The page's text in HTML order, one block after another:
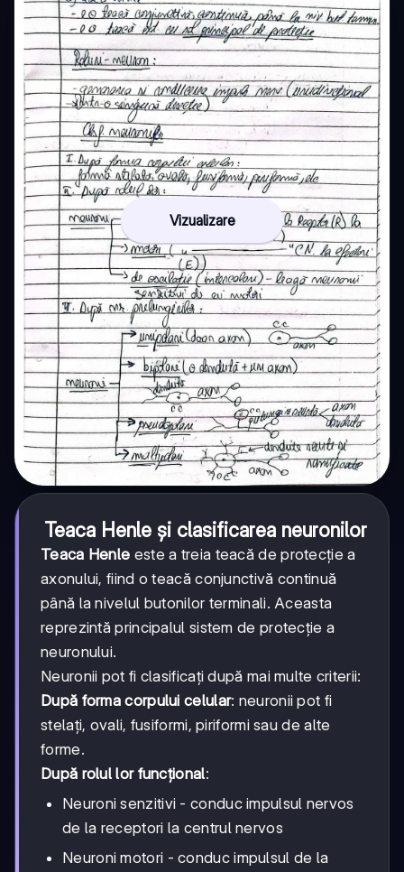
Vizualizare
Teaca Henle și clasificarea neuronilor
Teaca Henle este a treia teacă de protecție a
axonului, fiind o teacă conjunctivă continuă
până la nivelul butonilor terminali. Aceasta
reprezintă principalul sistem de protecție a
neuronului.
Neuronii pot fi clasificați după mai multe criterii:
După forma corpului celular: neuronii pot fi
stelați, ovali, fusiformi, piriformi sau de alte
forme.
După rolul lor funcțional:
Neuroni senzitivi - conduc impulsul nervos
de la receptori la centrul nervos
Neuroni motori - conduc impulsul de la